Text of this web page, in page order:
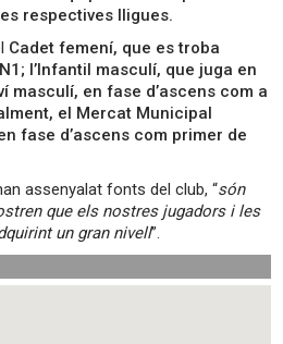
respectives lligues.
Cadet femení, que es troba
l’Infantil masculí, que juga en
masculí, en fase d’ascens com a
el Mercat Municipal
fase d’ascens com primer de
assenyalat fonts del club, “són
que els nostres jugadors i les
un gran nivell”.